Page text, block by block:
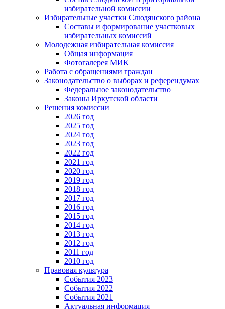
избирательной комиссии
Избирательные участки Слюдянского района
Составы и формирование участковых
избирательных комиссий
Молодежная избирательная комиссия
Общая информация
Фотогалерея МИК
Работа с обращениями граждан
Законодательство о выборах и референдумах
Федеральное законодательство
Законы Иркутской области
Решения комиссии
2026 год
2025 год
2024 год
2023 год
2022 год
2021 год
2020 год
2019 год
2018 год
2017 год
2016 год
2015 год
2014 год
2013 год
2012 год
2011 год
2010 год
Правовая культура
События 2023
События 2022
События 2021
Актуальная информация